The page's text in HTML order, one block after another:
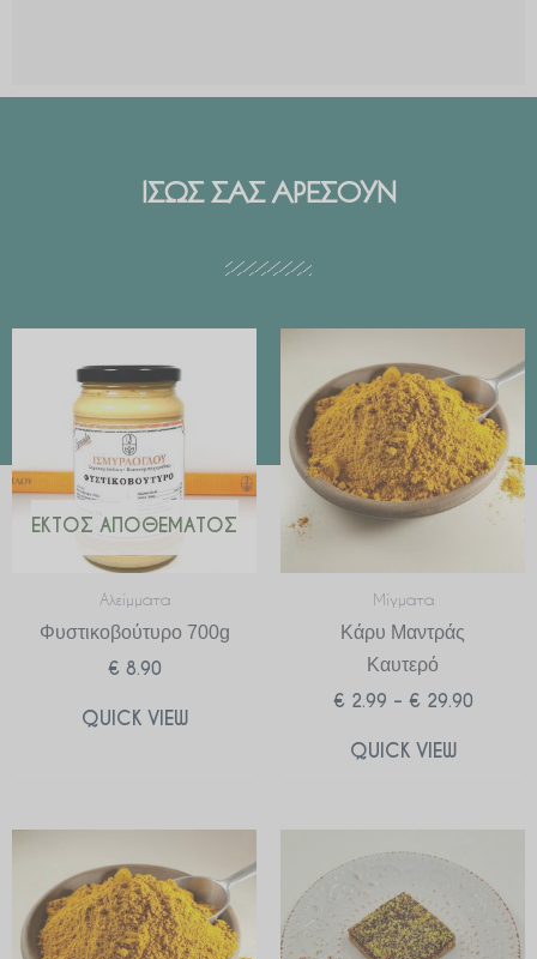
ΙΣΩΣ ΣΑΣ ΑΡΕΣΟΥΝ
ΕΚΤΌΣ ΑΠΟΘΈΜΑΤΟΣ
Αλείμματα
Φυστικοβούτυρο 700g
€ 8.90
QUICK VIEW
Μίγματα
Κάρυ Μαντράς
Καυτερό
€ 2.99 – € 29.90
range:
€ 2.99
through
€ 29.90
QUICK VIEW
range:
€ 2.99
through
€ 29.90